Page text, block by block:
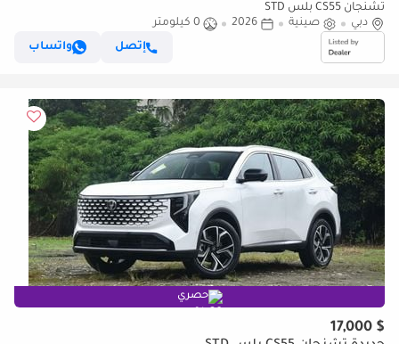
تشنجان CS55 بلس STD
دبي
صينية 2026
0 كيلومتر
إتصل
واتساب
حصري
$ 17,000